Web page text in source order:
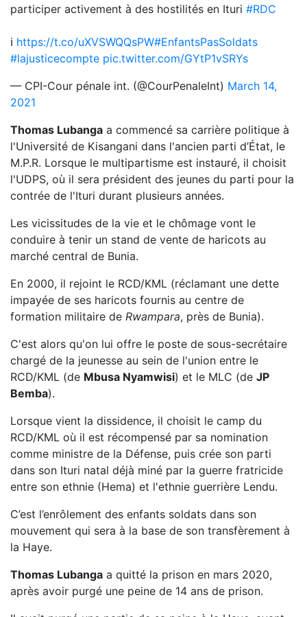
participer activement à des hostilités en Ituri #RDC
ℹ https://t.co/uXVSWQQsPW#EnfantsPasSoldats
#lajusticecompte pic.twitter.com/GYtP1vSRYs
— CPI-Cour pénale int. (@CourPenaleInt) March 14,
2021
Thomas Lubanga a commencé sa carrière politique à
l'Université de Kisangani dans l'ancien parti d’État, le
M.P.R. Lorsque le multipartisme est instauré, il choisit
l'UDPS, où il sera président des jeunes du parti pour la
contrée de l'Ituri durant plusieurs années.
Les vicissitudes de la vie et le chômage vont le
conduire à tenir un stand de vente de haricots au
marché central de Bunia.
En 2000, il rejoint le RCD/KML (réclamant une dette
impayée de ses haricots fournis au centre de
formation militaire de Rwampara, près de Bunia).
C'est alors qu'on lui offre le poste de sous-secrétaire
chargé de la jeunesse au sein de l'union entre le
RCD/KML (de Mbusa Nyamwisi) et le MLC (de JP
Bemba).
Lorsque vient la dissidence, il choisit le camp du
RCD/KML où il est récompensé par sa nomination
comme ministre de la Défense, puis crée son parti
dans son Ituri natal déjà miné par la guerre fratricide
entre son ethnie (Hema) et l'ethnie guerrière Lendu.
C’est l’enrôlement des enfants soldats dans son
mouvement qui sera à la base de son transfèrement à
la Haye.
Thomas Lubanga a quitté la prison en mars 2020,
après avoir purgé une peine de 14 ans de prison.